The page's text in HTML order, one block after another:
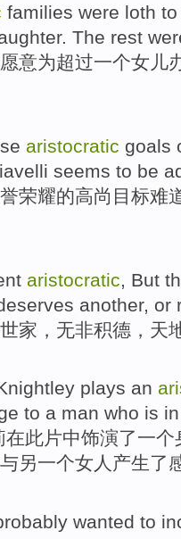
families were loth to
. The rest
愿意为超过一个女儿
aristocratic goals
seems to be
荣耀的高尚 目标难
aristocratic , But
another, or
世家，无非积德，天
plays an
to a man who is
在此片中饰演了一个
与另一个女人 产生了
wanted to